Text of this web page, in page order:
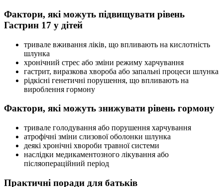
Фактори, які можуть підвищувати рівень
Гастрин 17 у дітей
тривале вживання ліків, що впливають на кислотність
шлунка
хронічний стрес або зміни режиму харчування
гастрит, виразкова хвороба або запальні процеси шлунка
рідкісні генетичні порушення, що впливають на
вироблення гормону
Фактори, які можуть знижувати рівень гормону
тривале голодування або порушення харчування
атрофічні зміни слизової оболонки шлунка
деякі хронічні хвороби травної системи
наслідки медикаментозного лікування або
післяопераційний період
Практичні поради для батьків